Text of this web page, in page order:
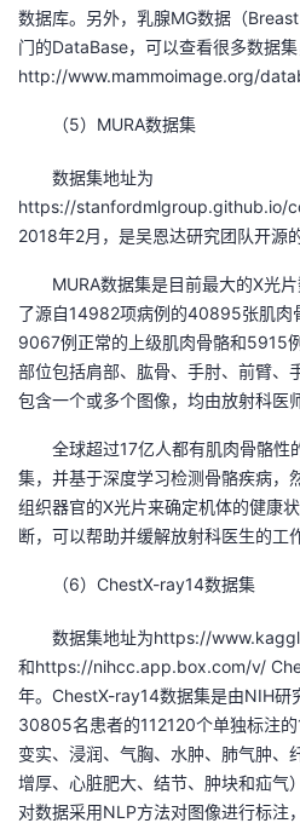
数据库。另外，乳腺MG数据（
门的DataBase，可以查看很多数据
http://www.mammoimage.org/
（5）MURA数据集
数据集地址为
https://stanfordmlgroup.github.io/
2018年2月，是吴恩达研究团队开源
MURA数据集是目前最大的X光片
了源自14982项病例的40895张肌肉
9067例正常的上级肌肉骨骼和5915
部位包括肩部、肱骨、手肘、前臂、
包含一个或多个图像，均由放射科医
全球超过17亿人都有肌肉骨骼性
集，并基于深度学习检测骨骼疾病，
组织器官的X光片来确定机体的健康
断，可以帮助并缓解放射科医生的工
（6）ChestX-ray14数据集
数据集地址为https://
和https://nihcc.app.box.com/v/
年。ChestX-ray14数据集是由NIH研
30805名患者的112120个单独标注的
变实、浸润、气胸、水肿、肺气肿、
增厚、心脏肥大、结节、肿块和疝气
对数据采用NLP方法对图像进行标注